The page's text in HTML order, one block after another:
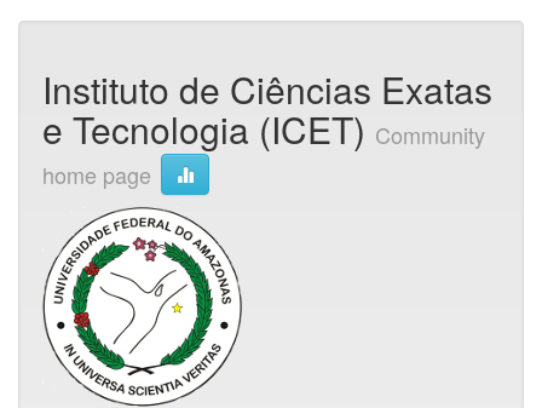
Instituto de Ciências Exatas
e Tecnologia (ICET) Community
home page